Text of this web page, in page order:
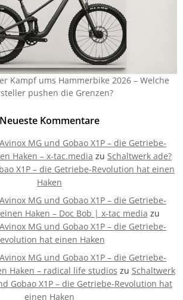
Kampf ums Hammerbike 2026 – Welche
pushen die Grenzen?
Neueste Kommentare
MG und Gobao X1P – die Getriebe-
Haken – x-tac.media zu Schaltwerk ade?
X1P – die Getriebe-Revolution hat einen
Haken
MG und Gobao X1P – die Getriebe-
Haken – Doc Bob | x-tac media zu
MG und Gobao X1P – die Getriebe-
hat einen Haken
MG und Gobao X1P – die Getriebe-
Haken – radical life studios zu Schaltwerk
Gobao X1P – die Getriebe-Revolution hat
einen Haken